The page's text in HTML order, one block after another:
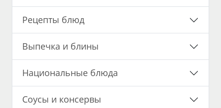
Рецепты блюд
Выпечка и блины
Национальные блюда
Соусы и консервы